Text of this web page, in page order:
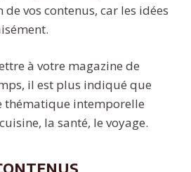
vos contenus, car les idées
à votre magazine de
il est plus indiqué que
thématique intemporelle
la santé, le voyage.